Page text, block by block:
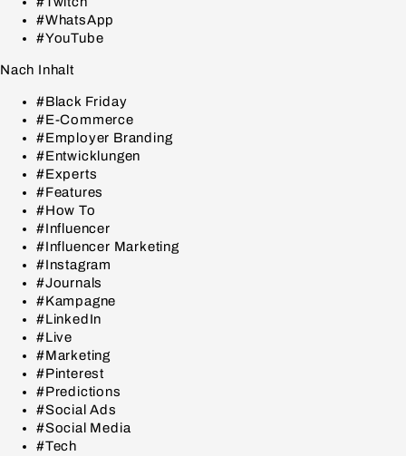
#WhatsApp
#YouTube
Nach Inhalt
#Black Friday
#E-Commerce
#Employer Branding
#Entwicklungen
#Experts
#Features
#How To
#Influencer
#Influencer Marketing
#Instagram
#Journals
#Kampagne
#LinkedIn
#Live
#Marketing
#Pinterest
#Predictions
#Social Ads
#Social Media
#Tech